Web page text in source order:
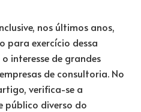
nos últimos anos,
para exercício dessa
interesse de grandes
de consultoria. No
verifica-se a
público diverso do